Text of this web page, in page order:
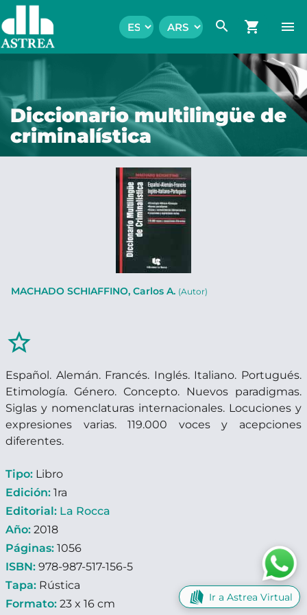
search shopping_cart menu
Diccionario multilingüe de
criminalística
MACHADO SCHIAFFINO, Carlos A. (Autor)
star_border
Español. Alemán. Francés. Inglés. Italiano. Portugués.
Etimología. Género. Concepto. Nuevos paradigmas.
Siglas y nomenclaturas internacionales. Locuciones y
expresiones varias. 119.000 voces y acepciones
diferentes.
Tipo: Libro
Edición: 1ra
Editorial: La Rocca
Año: 2018
Páginas: 1056
ISBN: 978-987-517-156-5
Tapa: Rústica
Formato: 23 x 16 cm
Ir a Astrea Virtual